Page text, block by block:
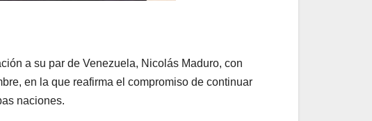
a su par de Venezuela, Nicolás Maduro, con
en la que reafirma el compromiso de continuar
naciones.